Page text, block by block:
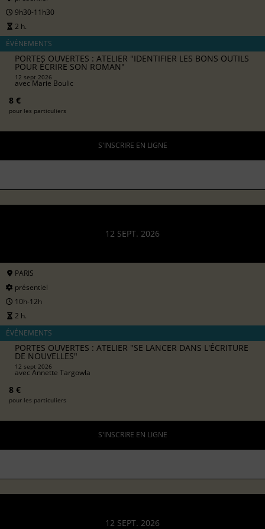
9h30-11h30
2 h.
ÉVÉNEMENTS
PORTES OUVERTES : ATELIER "IDENTIFIER LES BONS OUTILS
POUR ÉCRIRE SON ROMAN"
12 sept 2026
avecMarie Boulic
8 €
pour les particuliers
S'INSCRIRE EN LIGNE
12 SEPT. 2026
PARIS
présentiel
10h-12h
2 h.
ÉVÉNEMENTS
PORTES OUVERTES : ATELIER "SE LANCER DANS L'ÉCRITURE
DE NOUVELLES"
12 sept 2026
avecAnnette Targowla
8 €
pour les particuliers
S'INSCRIRE EN LIGNE
12 SEPT. 2026